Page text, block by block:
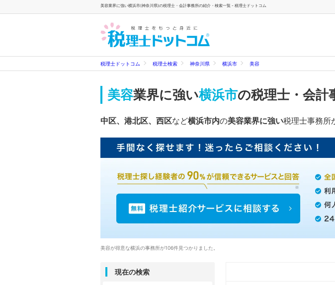
美容業界に強い横浜市(神奈川県)の税理士・会計事務所の紹介・検索一覧 - 税理士ドットコム
税理士ドットコム 税理士検索 神奈川県 横浜市 美容
美容業界に強い横浜市の税理士・会計
中区、港北区、西区など横浜市内の美容業界に強い税理士事務所
美容が得意な横浜の事務所が106件見つかりました。
現在の検索